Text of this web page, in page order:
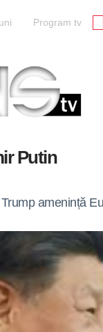
Program tv
Putin
amenință